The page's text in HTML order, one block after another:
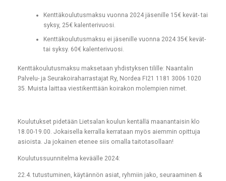
Kenttäkoulutusmaksu vuonna 2024 jäsenille 15€ kevät- tai
syksy, 25€ kalenterivuosi.
Kenttäkoulutusmaksu ei jäsenille vuonna 2024 35€ kevät-
tai syksy. 60€ kalenterivuosi.
Kenttäkoulutusmaksu maksetaan yhdistyksen tilille: Naantalin
Palvelu- ja Seurakoiraharrastajat Ry, Nordea FI21 1181 3006 1020
35. Muista laittaa viestikenttään koirakon molempien nimet.
Koulutukset pidetään Lietsalan koulun kentällä maanantaisin klo
18.00-19.00. Jokaisella kerralla kerrataan myös aiemmin opittuja
asioista. Ja jokainen etenee siis omalla taitotasollaan!
Koulutussuunnitelma keväälle 2024:
22.4. tutustuminen, käytännön asiat, ryhmiin jako, seuraaminen &